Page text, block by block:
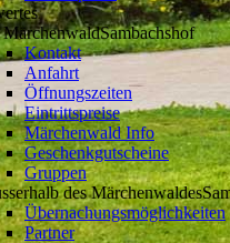
Sambachshof
Kontakt
Anfahrt
Öffnungszeiten
Eintrittspreise
Märchenwald Info
Geschenkgutscheine
Gruppen
des Märchenwaldes
Übernachungsmöglichkeiten
Partner